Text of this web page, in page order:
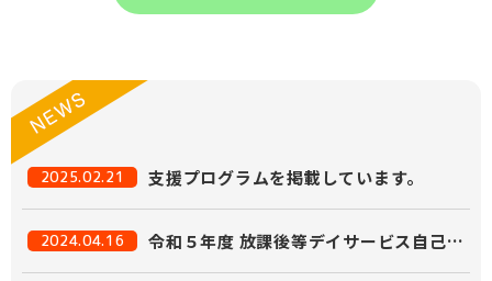
2025.02.21 支援プログラムを掲載しています。
2024.04.16 令和５年度 放課後等デイサービス自己評価表の掲載について